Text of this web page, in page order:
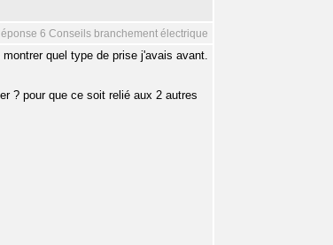
6 Conseils branchement électrique
quel type de prise j'avais avant.
? pour que ce soit relié aux 2 autres